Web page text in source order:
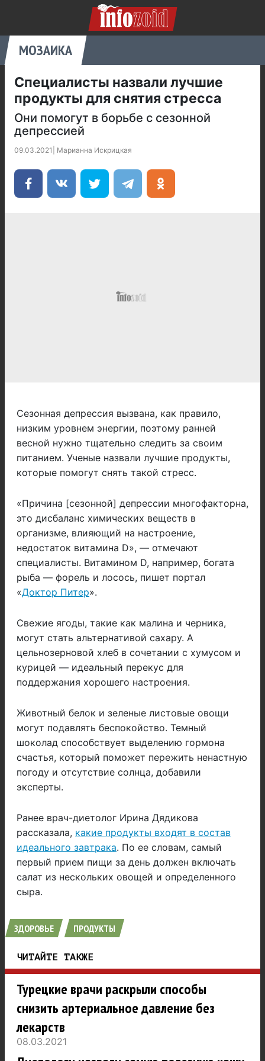
МОЗАИКА
Специалисты назвали лучшие
продукты для снятия стресса
Они помогут в борьбе с сезонной
депрессией
09.03.2021 Марианна Искрицкая
Сезонная депрессия вызвана, как правило,
низким уровнем энергии, поэтому ранней
весной нужно тщательно следить за своим
питанием. Ученые назвали лучшие продукты,
которые помогут снять такой стресс.
«Причина [сезонной] депрессии многофакторна,
это дисбаланс химических веществ в
организме, влияющий на настроение,
недостаток витамина D», — отмечают
специалисты. Витамином D, например, богата
рыба — форель и лосось, пишет портал
«Доктор Питер».
Свежие ягоды, такие как малина и черника,
могут стать альтернативой сахару. А
цельнозерновой хлеб в сочетании с хумусом и
курицей — идеальный перекус для
поддержания хорошего настроения.
Животный белок и зеленые листовые овощи
могут подавлять беспокойство. Темный
шоколад способствует выделению гормона
счастья, который поможет пережить ненастную
погоду и отсутствие солнца, добавили
эксперты.
Ранее врач-диетолог Ирина Дядикова
рассказала, какие продукты входят в состав
идеального завтрака. По ее словам, самый
первый прием пищи за день должен включать
салат из нескольких овощей и определенного
сыра.
ЗДОРОВЬЕ ПРОДУКТЫ
ЧИТАЙТЕ ТАКЖЕ
Турецкие врачи раскрыли способы
снизить артериальное давление без
лекарств
08.03.2021